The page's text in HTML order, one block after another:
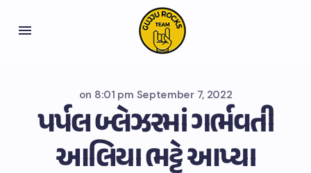
on 8:01 pm September 7, 2022
પર્પલ બ્લેઝરમાં ગર્ભવતી
આલિયા ભટ્ટે આપ્યા